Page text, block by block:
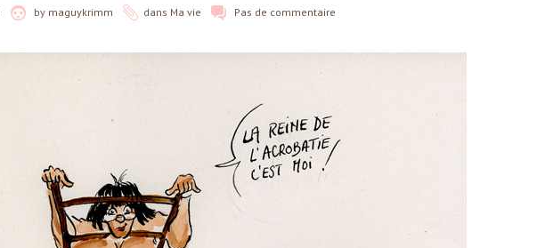
by maguykrimm dans Ma vie Pas de commentaire